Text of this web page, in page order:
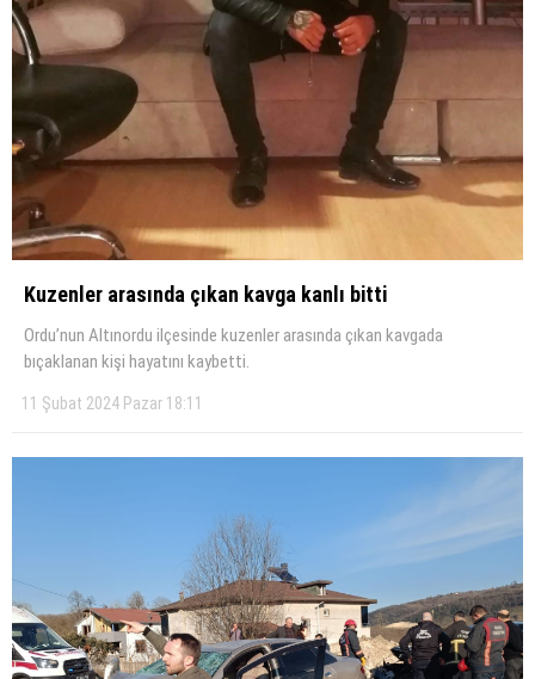
Kuzenler arasında çıkan kavga kanlı bitti
Ordu’nun Altınordu ilçesinde kuzenler arasında çıkan kavgada
bıçaklanan kişi hayatını kaybetti.
11 Şubat 2024 Pazar 18:11